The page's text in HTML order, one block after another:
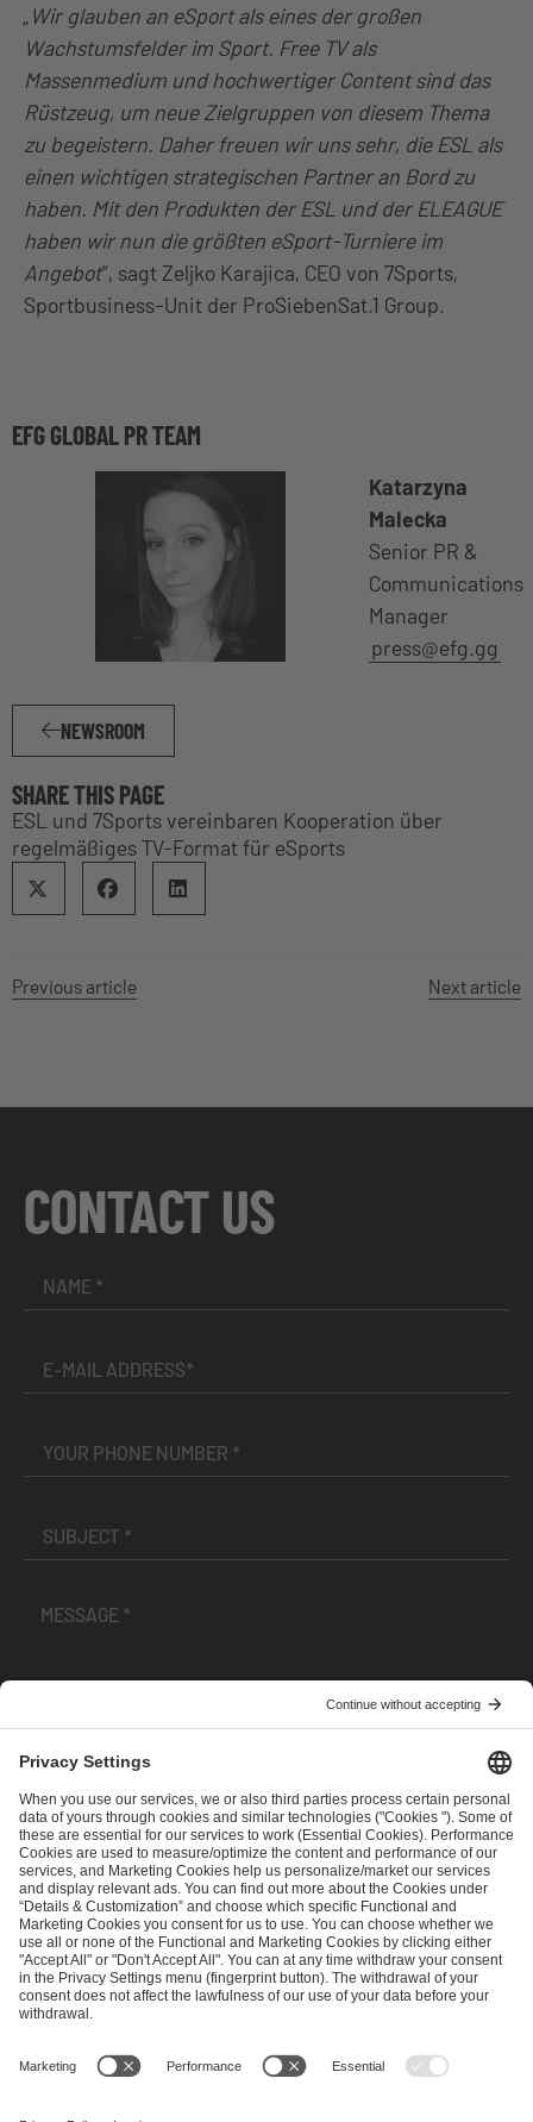
„Wir glauben an eSport als eines der großen
Wachstumsfelder im Sport. Free TV als
Massenmedium und hochwertiger Content sind das
Rüstzeug, um neue Zielgruppen von diesem Thema
zu begeistern. Daher freuen wir uns sehr, die ESL als
einen wichtigen strategischen Partner an Bord zu
haben. Mit den Produkten der ESL und der ELEAGUE
haben wir nun die größten eSport-Turniere im
Angebot“, sagt Zeljko Karajica, CEO von 7Sports,
Sportbusiness-Unit der ProSiebenSat.1 Group.
EFG GLOBAL PR TEAM
Katarzyna
Malecka
Senior PR &
Communications
Manager
press@efg.gg
NEWSROOM
SHARE THIS PAGE
ESL und 7Sports vereinbaren Kooperation über
regelmäßiges TV-Format für eSports
Previous article Next article
CONTACT US
andPrivacy Policy
SEND MESSAGE